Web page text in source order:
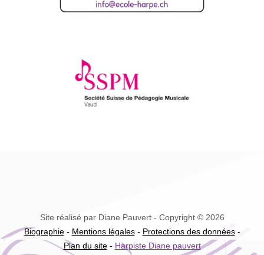
Site réalisé par Diane Pauvert - Copyright © 2026
Biographie- Mentions légales- Protections des données-
Plan du site- Harpiste Diane pauvert